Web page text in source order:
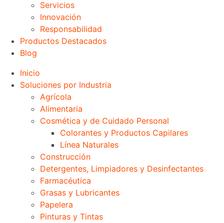
Servicios
Innovación
Responsabilidad
Productos Destacados
Blog
Inicio
Soluciones por Industria
Agrícola
Alimentaria
Cosmética y de Cuidado Personal
Colorantes y Productos Capilares
Línea Naturales
Construcción
Detergentes, Limpiadores y Desinfectantes
Farmacéutica
Grasas y Lubricantes
Papelera
Pinturas y Tintas